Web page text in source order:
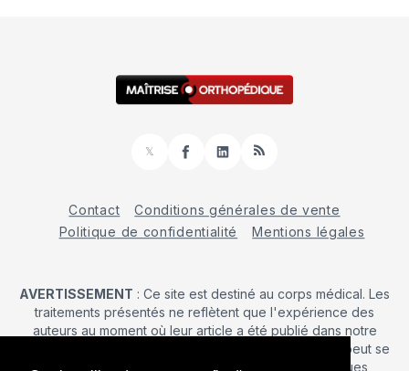
𝕏
FacebookLinkedInRSS
Contact
Conditions générales de vente
Politique de confidentialité
Mentions légales
AVERTISSEMENT : Ce site est destiné au corps médical. Les
traitements présentés ne reflètent que l'expérience des
auteurs au moment où leur article a été publié dans notre
journal. La décision d’une intervention chirurgicale ne peut se
prendre qu'après un examen clinique. Les techniques